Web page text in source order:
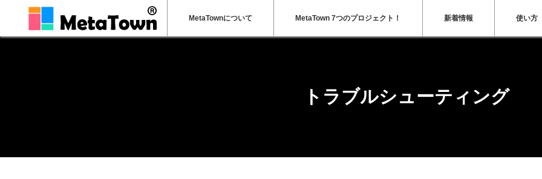
MetaTownについて MetaTown 7つのプロジェクト！ 新着情報 使い方
トラブルシューティング